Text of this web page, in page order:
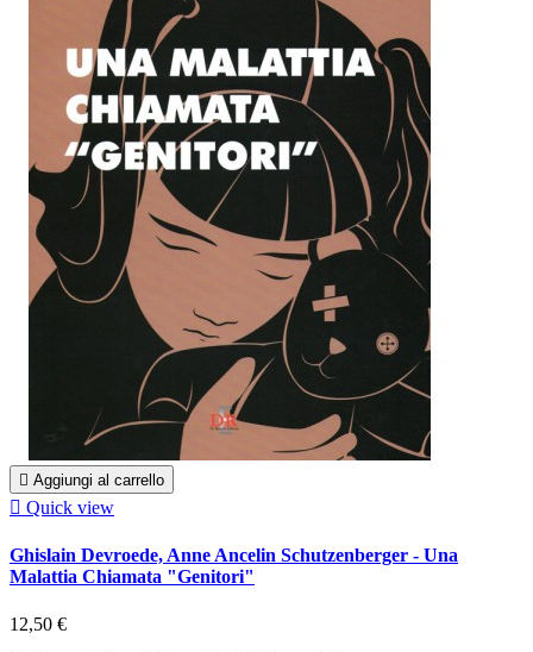
 Aggiungi al carrello
 Quick view
Ghislain Devroede, Anne Ancelin Schutzenberger - Una
Malattia Chiamata "Genitori"
12,50 €